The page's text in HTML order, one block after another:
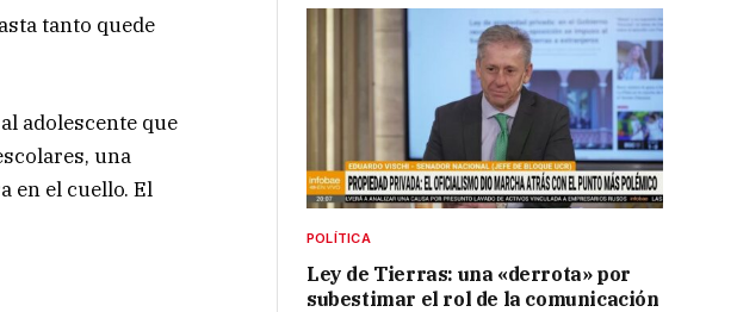
tanto quede
adolescente que
una
en el cuello. El
POLÍTICA
Ley de Tierras: una «derrota» por
subestimar el rol de la comunicación